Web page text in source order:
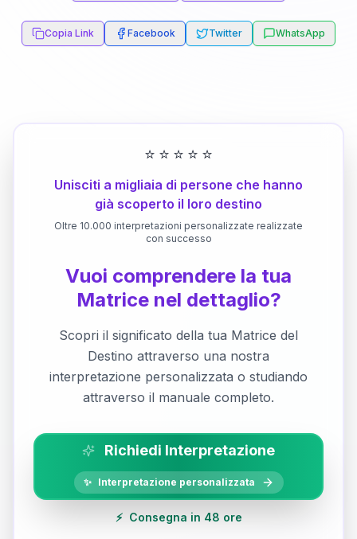
Copia Link Facebook Twitter WhatsApp
⭐ ⭐ ⭐ ⭐ ⭐
Unisciti a migliaia di persone che hanno
già scoperto il loro destino
Oltre 10.000 interpretazioni personalizzate realizzate
con successo
Vuoi comprendere la tua
Matrice nel dettaglio?
Scopri il significato della tua Matrice del
Destino attraverso una nostra
interpretazione personalizzata o studiando
attraverso il manuale completo.
Richiedi Interpretazione
✨ Interpretazione personalizzata
⚡ Consegna in 48 ore